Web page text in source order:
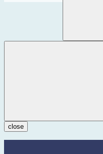
close